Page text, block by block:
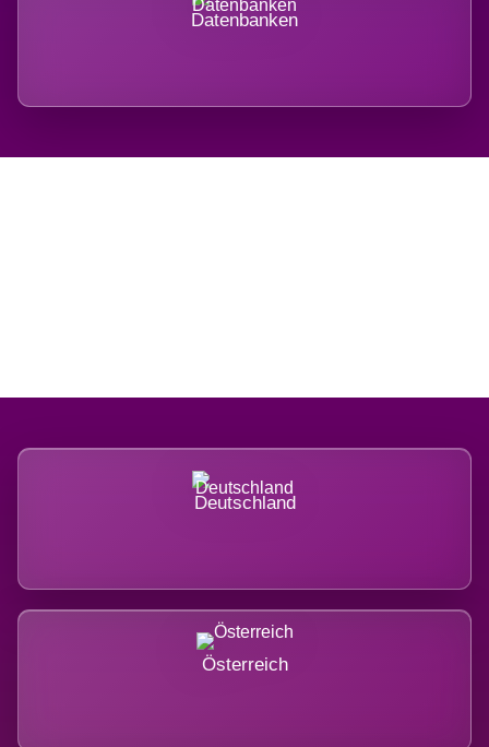
Datenbanken
Deutschland
Österreich